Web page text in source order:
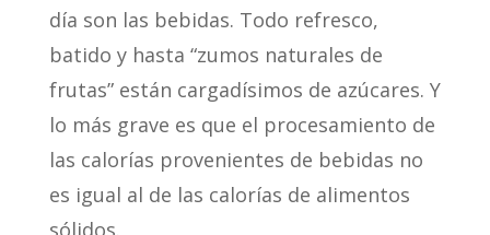
día son las bebidas. Todo refresco,
batido y hasta “zumos naturales de
frutas” están cargadísimos de azúcares. Y
lo más grave es que el procesamiento de
las calorías provenientes de bebidas no
es igual al de las calorías de alimentos
sólidos.